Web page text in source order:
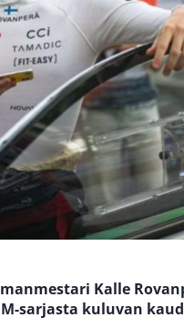
Kalle
sarjasta kuluvan